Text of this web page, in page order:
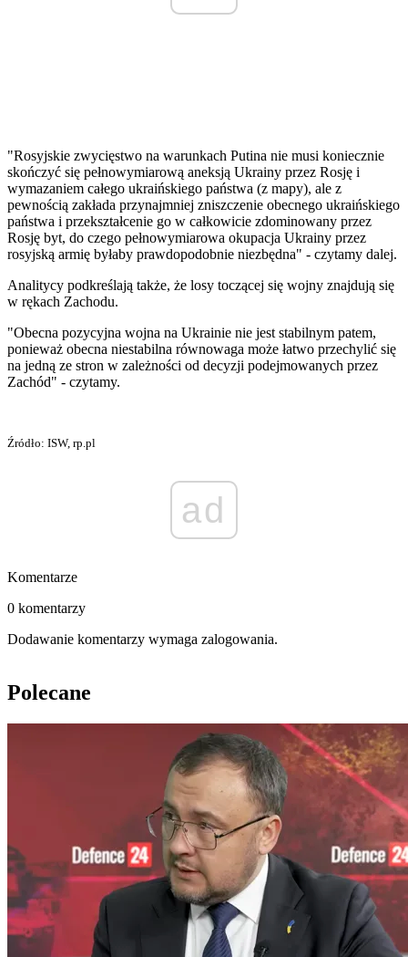
"Rosyjskie zwycięstwo na warunkach Putina nie musi koniecznie
skończyć się pełnowymiarową aneksją Ukrainy przez Rosję i
wymazaniem całego ukraińskiego państwa (z mapy), ale z
pewnością zakłada przynajmniej zniszczenie obecnego ukraińskiego
państwa i przekształcenie go w całkowicie zdominowany przez
Rosję byt, do czego pełnowymiarowa okupacja Ukrainy przez
rosyjską armię byłaby prawdopodobnie niezbędna" - czytamy dalej.
Analitycy podkreślają także, że losy toczącej się wojny znajdują się
w rękach Zachodu.
"Obecna pozycyjna wojna na Ukrainie nie jest stabilnym patem,
ponieważ obecna niestabilna równowaga może łatwo przechylić się
na jedną ze stron w zależności od decyzji podejmowanych przez
Zachód" - czytamy.
Źródło: ISW, rp.pl
ad
Komentarze
0 komentarzy
Dodawanie komentarzy wymaga zalogowania.
Polecane